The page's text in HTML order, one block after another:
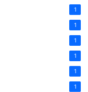
1
1
1
1
1
1